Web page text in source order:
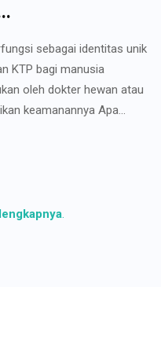
sebagai identitas unik
KTP bagi manusia
oleh dokter hewan atau
keamanannya Apa...
.